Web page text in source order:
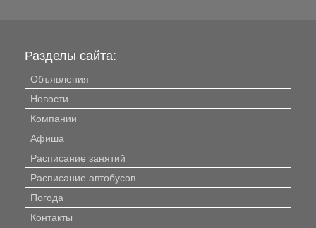
Разделы сайта:
Объявления
Новости
Компании
Афиша
Расписание занятий
Расписание автобусов
Погода
Контакты